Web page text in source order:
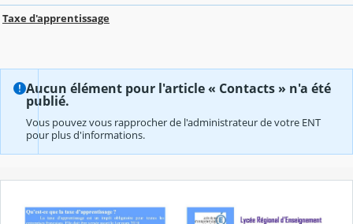
Taxe d'apprentissage
Aucun élément pour l'article « Contacts » n'a été
publié.
Vous pouvez vous rapprocher de l'administrateur de votre ENT
pour plus d'informations.